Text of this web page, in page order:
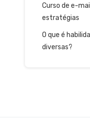
Curso de e-
estratégias
O que é
diversas?